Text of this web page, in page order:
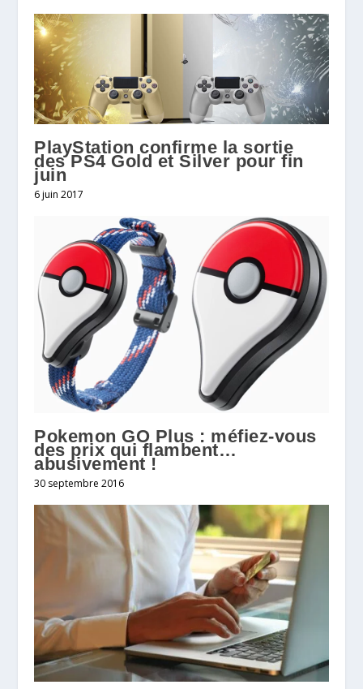
PlayStation confirme la sortie
des PS4 Gold et Silver pour fin
juin
6 juin 2017
Pokemon GO Plus : méfiez-vous
des prix qui flambent…
abusivement !
30 septembre 2016